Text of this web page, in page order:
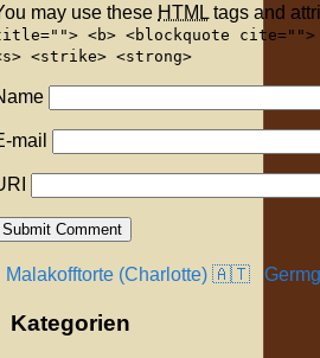
may use these HTML tags and
<b> <blockquote cite="">
<strike> <strong>
mail
Malakofftorte (Charlotte) 🇦🇹
Kategorien